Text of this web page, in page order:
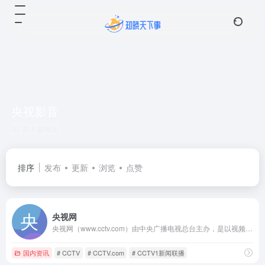
排序 发布 更新 浏览 点赞
央视网
国内资讯 # CCTV # CCTV.com # CCTV1新闻联播